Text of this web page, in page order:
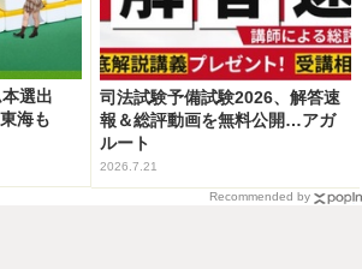
選出
海も
司法試験予備試験2026、解答速
報＆総評動画を無料公開…アガ
ルート
2026.7.21
Recommended by